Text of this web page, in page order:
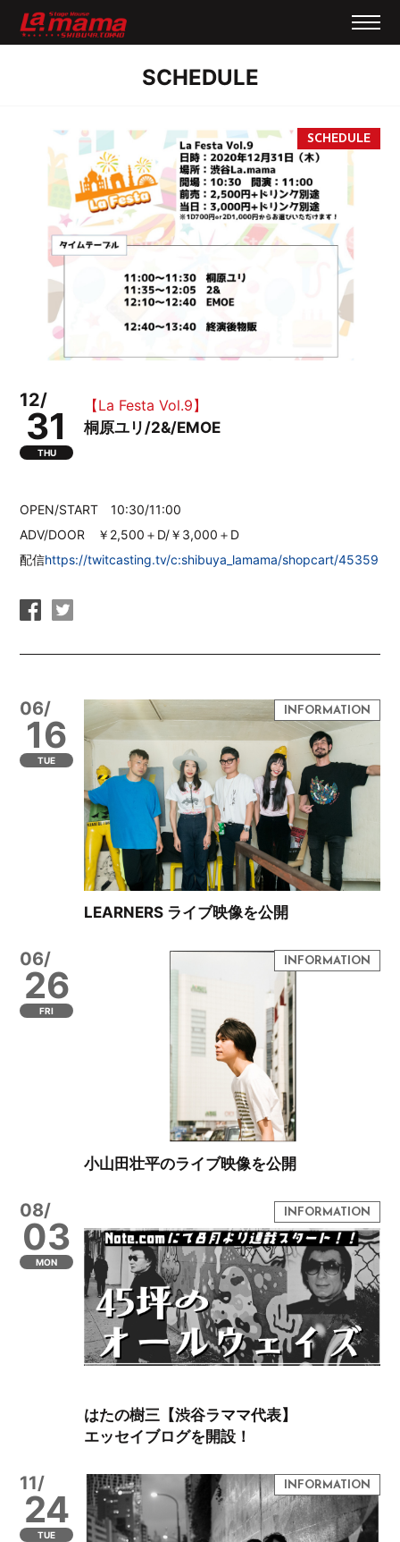
SCHEDULE
12/
31
THU
【La Festa Vol.9】
桐原ユリ/2&/EMOE
OPEN/START 10:30/11:00
ADV/DOOR ￥2,500＋D/￥3,000＋D
配信https://twitcasting.tv/c:shibuya_lamama/shopcart/45359
06/
16
TUE
LEARNERS ライブ映像を公開
06/
26
FRI
小山田壮平のライブ映像を公開
08/
03
MON
はたの樹三【渋谷ラママ代表】
エッセイブログを開設！
11/
24
TUE